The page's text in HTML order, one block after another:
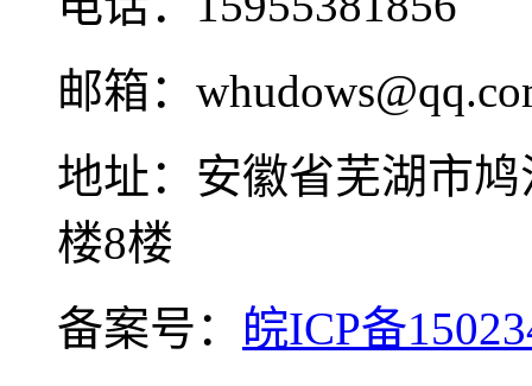
邮箱：
地址：安徽省芜湖市
楼8楼
备案号： 皖ICP备